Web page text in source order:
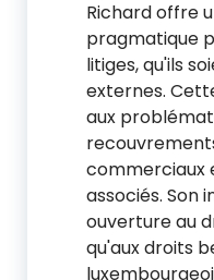
Richard offre
pragmatique
litiges, qu'ils
externes.
aux
commerciaux
associés. Son
ouverture au
qu'aux droits